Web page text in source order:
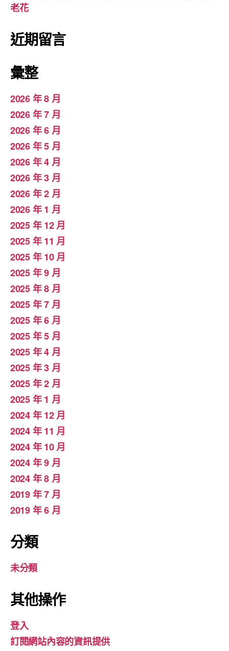
老花
近期留言
彙整
2026 年 8 月
2026 年 7 月
2026 年 6 月
2026 年 5 月
2026 年 4 月
2026 年 3 月
2026 年 2 月
2026 年 1 月
2025 年 12 月
2025 年 11 月
2025 年 10 月
2025 年 9 月
2025 年 8 月
2025 年 7 月
2025 年 6 月
2025 年 5 月
2025 年 4 月
2025 年 3 月
2025 年 2 月
2025 年 1 月
2024 年 12 月
2024 年 11 月
2024 年 10 月
2024 年 9 月
2024 年 8 月
2019 年 7 月
2019 年 6 月
分類
未分類
其他操作
登入
訂閱網站內容的資訊提供